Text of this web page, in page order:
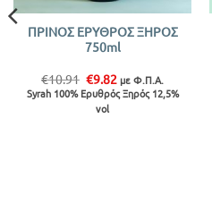
ΠΡΙΝΟΣ ΕΡΥΘΡΟΣ ΞΗΡΟΣ
750ml
€10.91 Original
price
was:
€10.91.
€9.82 Η
τρέχουσα
τιμή
με Φ.Π.Α.
Syrah 100% Ερυθρός Ξηρός 12,5%
vol